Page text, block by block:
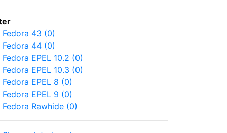
Fedora 43 (0)
Fedora 44 (0)
Fedora EPEL 10.2 (0)
Fedora EPEL 10.3 (0)
Fedora EPEL 8 (0)
Fedora EPEL 9 (0)
Fedora Rawhide (0)